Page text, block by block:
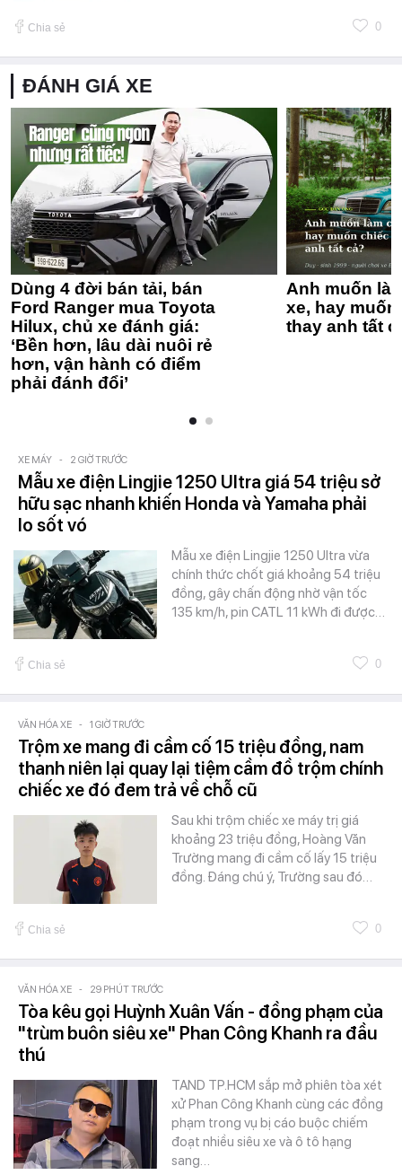
Chia sẻ 0
ĐÁNH GIÁ XE
Dùng 4 đời bán tải, bán
Ford Ranger mua Toyota
Hilux, chủ xe đánh giá:
‘Bền hơn, lâu dài nuôi rẻ
hơn, vận hành có điểm
phải đánh đổi’
Anh muốn
xe, hay
thay anh tất
XE MÁY - 2 GIỜ TRƯỚC
Mẫu xe điện Lingjie 1250 Ultra giá 54 triệu sở
hữu sạc nhanh khiến Honda và Yamaha phải
lo sốt vó
Mẫu xe điện Lingjie 1250 Ultra vừa
chính thức chốt giá khoảng 54 triệu
đồng, gây chấn động nhờ vận tốc
135 km/h, pin CATL 11 kWh đi được…
Chia sẻ 0
VĂN HÓA XE - 1 GIỜ TRƯỚC
Trộm xe mang đi cầm cố 15 triệu đồng, nam
thanh niên lại quay lại tiệm cầm đồ trộm chính
chiếc xe đó đem trả về chỗ cũ
Sau khi trộm chiếc xe máy trị giá
khoảng 23 triệu đồng, Hoàng Văn
Trường mang đi cầm cố lấy 15 triệu
đồng. Đáng chú ý, Trường sau đó…
Chia sẻ 0
VĂN HÓA XE - 29 PHÚT TRƯỚC
Tòa kêu gọi Huỳnh Xuân Vấn - đồng phạm của
"trùm buôn siêu xe" Phan Công Khanh ra đầu
thú
TAND TP.HCM sắp mở phiên tòa xét
xử Phan Công Khanh cùng các đồng
phạm trong vụ bị cáo buộc chiếm
đoạt nhiều siêu xe và ô tô hạng
sang…